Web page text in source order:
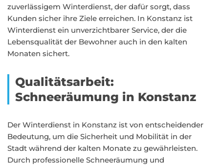
zuverlässigem Winterdienst, der dafür sorgt, dass
Kunden sicher ihre Ziele erreichen. In Konstanz ist
Winterdienst ein unverzichtbarer Service, der die
Lebensqualität der Bewohner auch in den kalten
Monaten sichert.
Qualitätsarbeit:
Schneeräumung in Konstanz
Der Winterdienst in Konstanz ist von entscheidender
Bedeutung, um die Sicherheit und Mobilität in der
Stadt während der kalten Monate zu gewährleisten.
Durch professionelle Schneeräumung und